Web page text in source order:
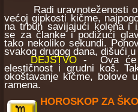
Radi uravnoteženosti
većoj gipkosti kičme,
na trbuh savijajući kolena i
se za članke i podižući
tako nekoliko sekundi.
svakog drugog dana, dišući
DEJSTVO - Ova će
elestičnost i grudni koš.
okoštavanje kičme, bolove
ramena.
HOROSKOP ZA